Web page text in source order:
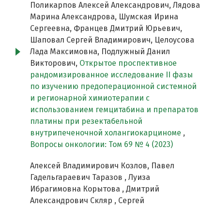
Поликарпов Алексей Александрович, Лядова
Марина Александрова, Шумская Ирина
Сергеевна, Францев Дмитрий Юрьевич,
Шаповал Сергей Владимирович, Целоусова
Лада Максимовна, Подлужный Данил
Викторович, Открытое проспективное
рандомизированное исследование II фазы
по изучению предоперационной системной
и регионарной химиотерапии с
использованием гемцитабина и препаратов
платины при резектабельной
внутрипеченочной холангиокарциноме ,
Вопросы онкологии: Том 69 № 4 (2023)
Алексей Владимирович Козлов, Павел
Гадельгараевич Таразов , Луиза
Ибрагимовна Корытова , Дмитрий
Александрович Скляр , Сергей